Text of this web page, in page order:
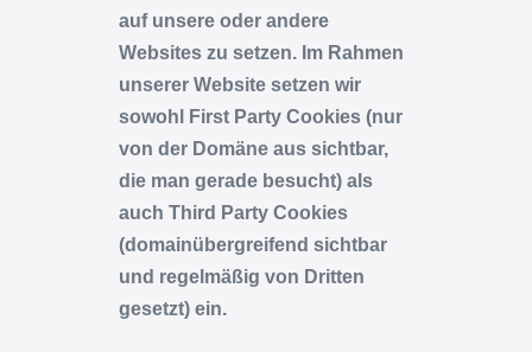
auf unsere oder andere
Websites zu setzen. Im Rahmen
unserer Website setzen wir
sowohl First Party Cookies (nur
von der Domäne aus sichtbar,
die man gerade besucht) als
auch Third Party Cookies
(domainübergreifend sichtbar
und regelmäßig von Dritten
gesetzt) ein.